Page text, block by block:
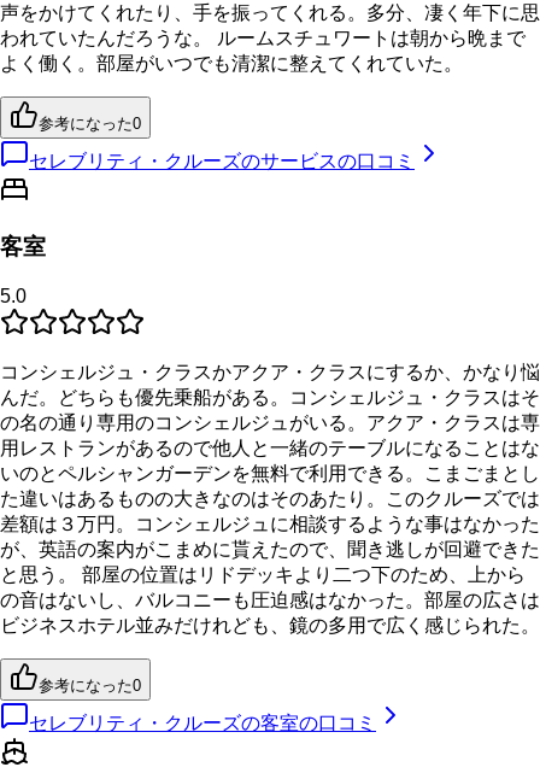
声をかけてくれたり、手を振ってくれる。多分、凄く年下に思
われていたんだろうな。 ルームスチュワートは朝から晩まで
よく働く。部屋がいつでも清潔に整えてくれていた。
参考になった0
セレブリティ・クルーズのサービスの口コミ
客室
5.0
コンシェルジュ・クラスかアクア・クラスにするか、かなり悩
んだ。どちらも優先乗船がある。コンシェルジュ・クラスはそ
の名の通り専用のコンシェルジュがいる。アクア・クラスは専
用レストランがあるので他人と一緒のテーブルになることはな
いのとペルシャンガーデンを無料で利用できる。こまごまとし
た違いはあるものの大きなのはそのあたり。このクルーズでは
差額は３万円。コンシェルジュに相談するような事はなかった
が、英語の案内がこまめに貰えたので、聞き逃しが回避できた
と思う。 部屋の位置はリドデッキより二つ下のため、上から
の音はないし、バルコニーも圧迫感はなかった。部屋の広さは
ビジネスホテル並みだけれども、鏡の多用で広く感じられた。
参考になった0
セレブリティ・クルーズの客室の口コミ